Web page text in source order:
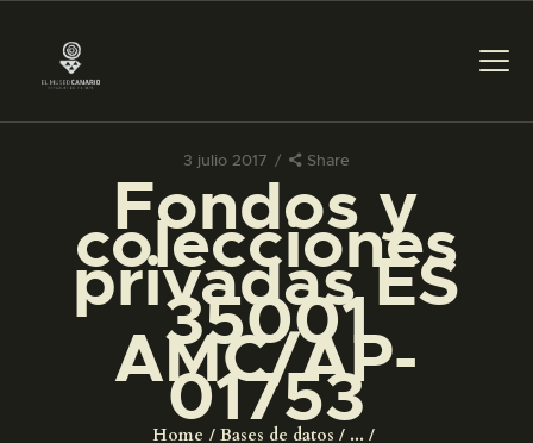
3 julio 2017 Share
Fondos y
colecciones
privadas ES
35001
AMC/AP-
01753
Home Bases de datos
...
PREPARAR LA VISITA
ACTIVIDADES
█
EL MUSEO